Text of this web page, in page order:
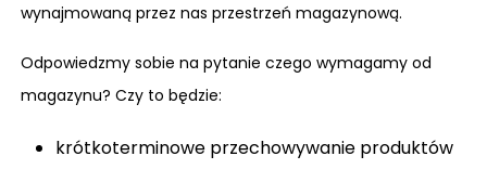
wynajmowaną przez nas przestrzeń magazynową.
Odpowiedzmy sobie na pytanie czego wymagamy od
magazynu? Czy to będzie:
krótkoterminowe przechowywanie produktów